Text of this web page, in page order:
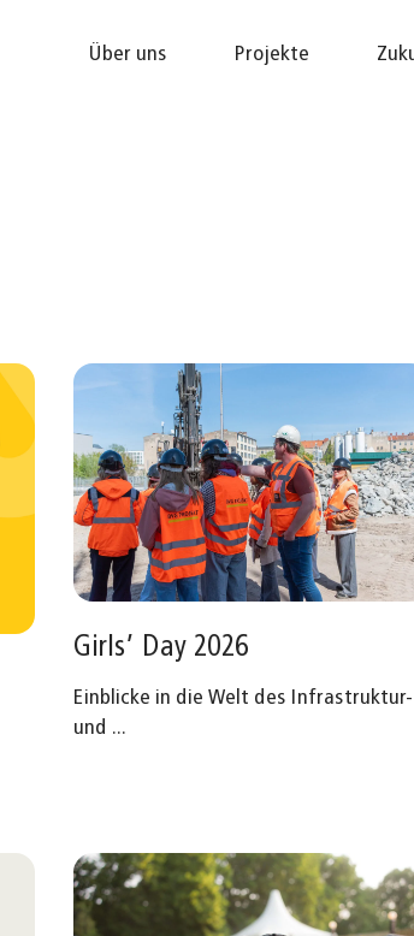
Über uns Projekte
Girls’ Day 2026
Einblicke in die Welt des Infrastruktur-
und ...